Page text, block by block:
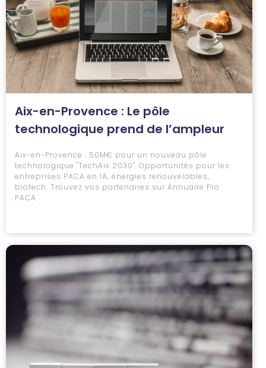
Aix-en-Provence : Le pôle
technologique prend de l’ampleur
Aix-en-Provence : 50M€ pour un nouveau pôle
technologique "TechAix 2030". Opportunités pour les
entreprises PACA en IA, énergies renouvelables,
biotech. Trouvez vos partenaires sur Annuaire Pro
PACA.